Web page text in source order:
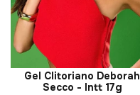
Gel Clitoriano Deborah
Secco - Intt 17g